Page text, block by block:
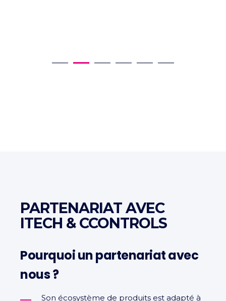
PARTENARIAT AVEC
ITECH & CCONTROLS
Pourquoi un partenariat avec
nous ?
Son écosystème de produits est adapté à